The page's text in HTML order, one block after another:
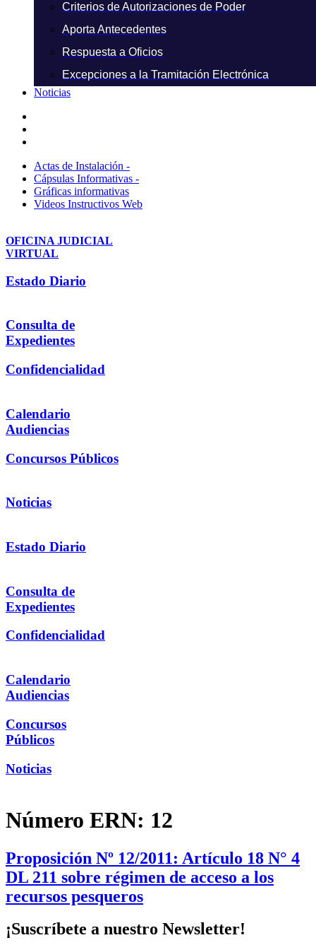
Criterios de Autorizaciones de Poder
Aporta Antecedentes
Respuesta a Oficios
Excepciones a la Tramitación Electrónica
Noticias
Actas de Instalación -
Cápsulas Informativas -
Gráficas informativas
Videos Instructivos Web
OFICINA JUDICIAL
VIRTUAL
Estado Diario
Consulta de
Expedientes
Confidencialidad
Calendario
Audiencias
Concursos Públicos
Noticias
Estado Diario
Consulta de
Expedientes
Confidencialidad
Calendario
Audiencias
Concursos
Públicos
Noticias
Número ERN: 12
Proposición Nº 12/2011: Artículo 18 N° 4
DL 211 sobre régimen de acceso a los
recursos pesqueros
¡Suscríbete a nuestro Newsletter!